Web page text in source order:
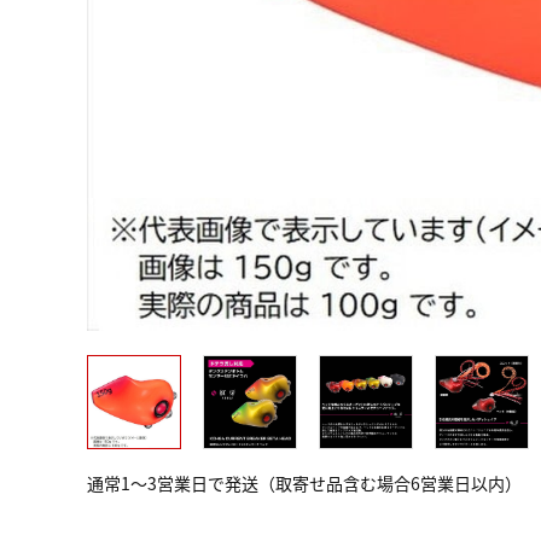
通常1～3営業日で発送（取寄せ品含む場合6営業日以内）